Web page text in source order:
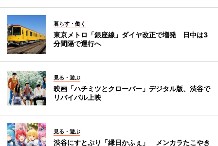
暮らす・働く
東京メトロ「銀座線」ダイヤ改正で増発 日中は3
分間隔で運行へ
見る・遊ぶ
映画「ハチミツとクローバー」デジタル版、渋谷で
リバイバル上映
見る・遊ぶ
渋谷にすとぷり「縁日かふぇ」 メンカラたこやき